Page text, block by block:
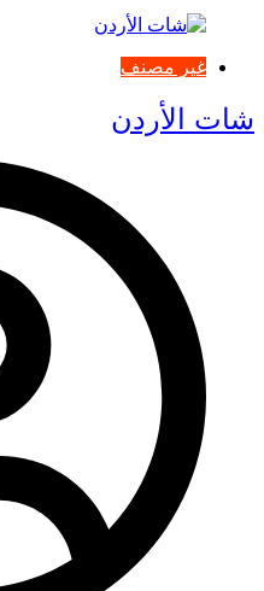
غير مصنف
شات الأردن